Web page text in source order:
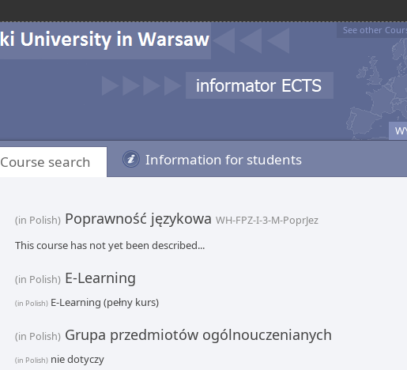
See other
Course search Information for students
(in Polish) Poprawność językowa WH-FPZ-I-3-M-PoprJez
This course has not yet been described...
(in Polish) E-Learning
(in Polish) E-Learning (pełny kurs)
(in Polish) Grupa przedmiotów ogólnouczenianych
(in Polish) nie dotyczy